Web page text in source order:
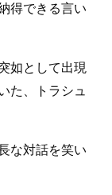
得できる言い
如として出現
た、トラシュ
な対話を笑い